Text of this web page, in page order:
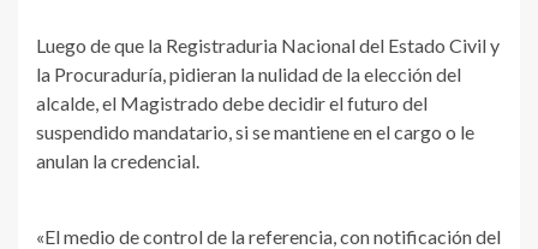
Luego de que la Registraduria Nacional del Estado Civil y
la Procuraduría, pidieran la nulidad de la elección del
alcalde, el Magistrado debe decidir el futuro del
suspendido mandatario, si se mantiene en el cargo o le
anulan la credencial.
«El medio de control de la referencia, con notificación del